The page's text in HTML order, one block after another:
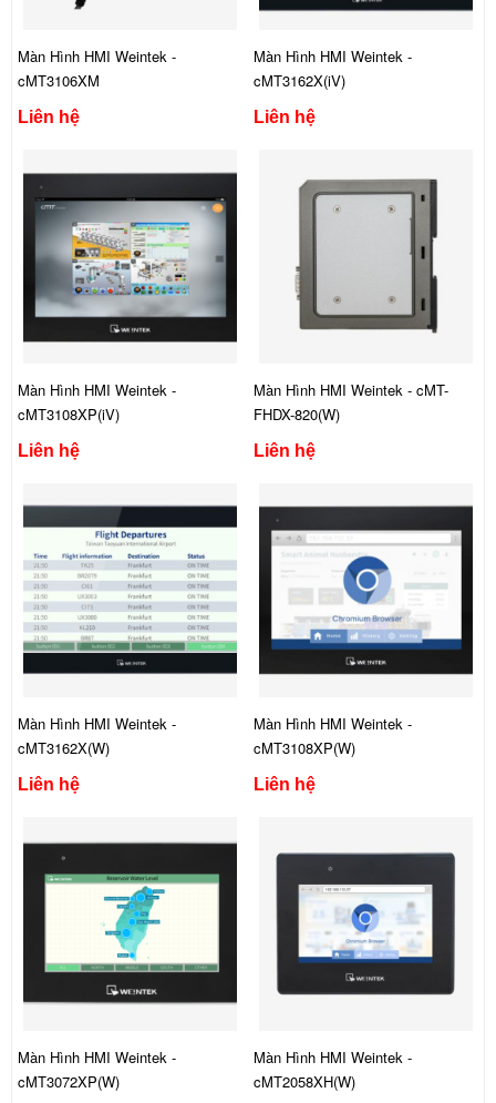
Màn Hình HMI Weintek -
cMT3106XM
Liên hệ
Màn Hình HMI Weintek -
cMT3162X(iV)
Liên hệ
Màn Hình HMI Weintek -
cMT3108XP(iV)
Liên hệ
Màn Hình HMI Weintek - cMT-
FHDX-820(W)
Liên hệ
Màn Hình HMI Weintek -
cMT3162X(W)
Liên hệ
Màn Hình HMI Weintek -
cMT3108XP(W)
Liên hệ
Màn Hình HMI Weintek -
cMT3072XP(W)
Màn Hình HMI Weintek -
cMT2058XH(W)